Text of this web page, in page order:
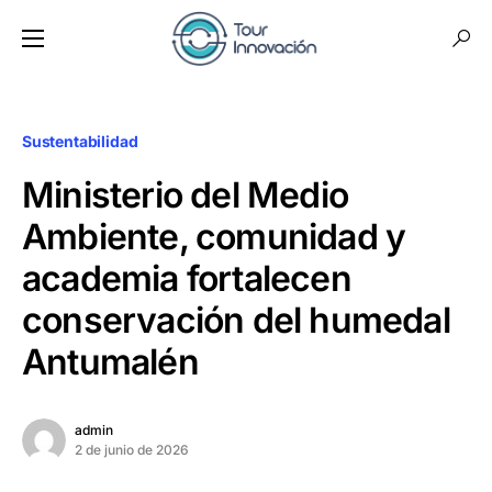
Sustentabilidad
Ministerio del Medio
Ambiente, comunidad y
academia fortalecen
conservación del humedal
Antumalén
admin
2 de junio de 2026